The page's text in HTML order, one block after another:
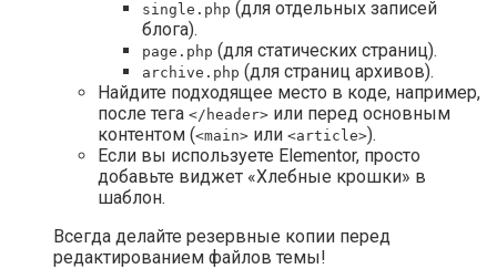
single.php (для отдельных записей
блога).
page.php (для статических страниц).
archive.php (для страниц архивов).
Найдите подходящее место в коде, например,
после тега </header> или перед основным
контентом (<main> или <article>).
Если вы используете Elementor, просто
добавьте виджет «Хлебные крошки» в
шаблон.
Всегда делайте резервные копии перед
редактированием файлов темы!